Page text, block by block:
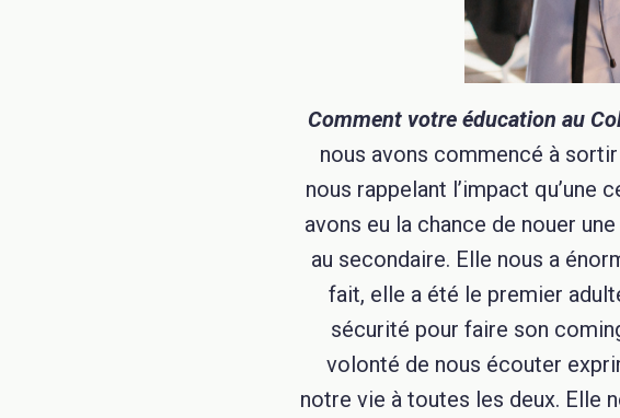
Comment votre éducation au
nous avons commencé à
nous rappelant l’impact qu’une
avons eu la chance de nouer
au secondaire. Elle nous a
fait, elle a été le premier
sécurité pour faire son
volonté de nous écouter
notre vie à toutes les deux. Elle